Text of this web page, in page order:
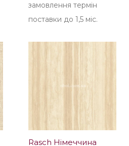
замовлення термін
поставки до 1,5 міс.
Rasch Німеччина